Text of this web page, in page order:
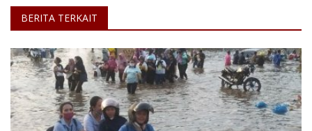
BERITA TERKAIT